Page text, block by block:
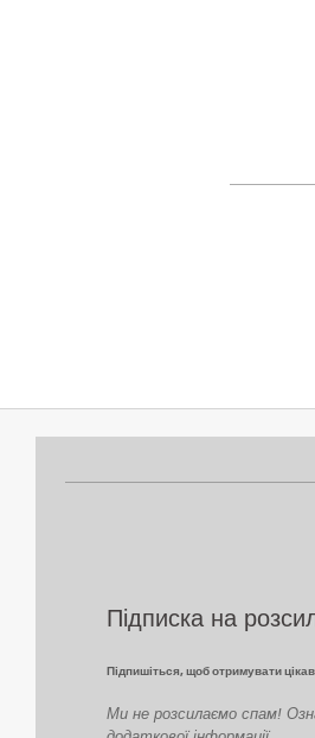
02-
17
Підписка на
Підпишіться, щоб отримувати
Ми не розсилаємо спам!